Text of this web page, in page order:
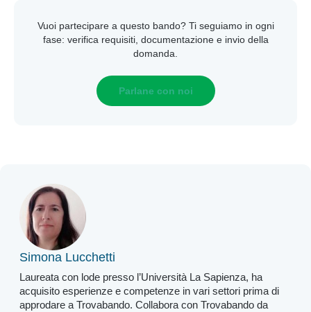
Vuoi partecipare a questo bando? Ti seguiamo in ogni
fase: verifica requisiti, documentazione e invio della
domanda.
Parlane con noi
Simona Lucchetti
Laureata con lode presso l’Università La Sapienza, ha
acquisito esperienze e competenze in vari settori prima di
approdare a Trovabando. Collabora con Trovabando da